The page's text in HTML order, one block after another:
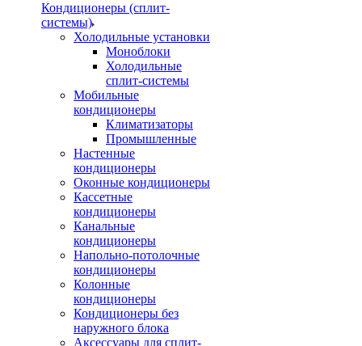
Кондиционеры (сплит-
системы)
Холодильные установки
Моноблоки
Холодильные
сплит-системы
Мобильные
кондиционеры
Климатизаторы
Промышленные
Настенные
кондиционеры
Оконные кондиционеры
Кассетные
кондиционеры
Канальные
кондиционеры
Напольно-потолочные
кондиционеры
Колонные
кондиционеры
Кондиционеры без
наружного блока
Аксессуары для сплит-